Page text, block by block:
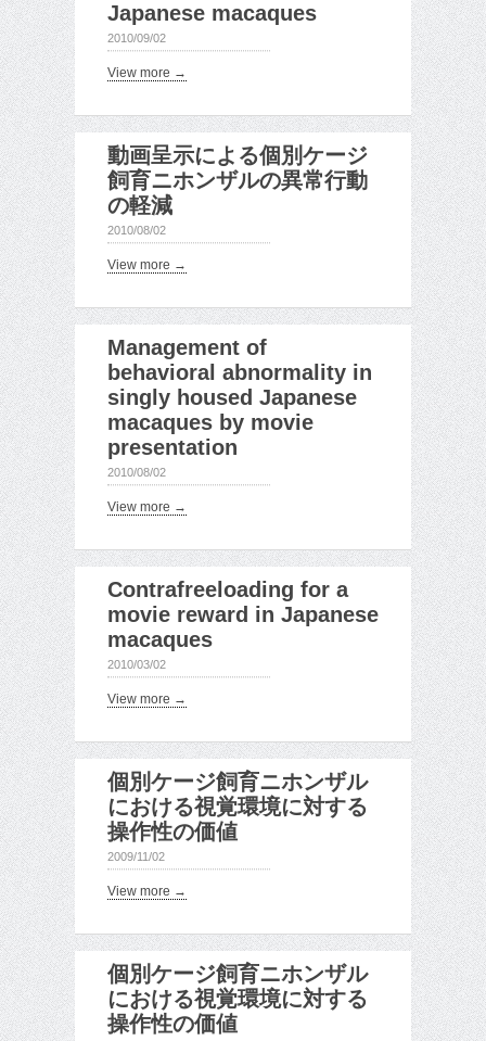
Japanese macaques
2010/09/02
View more →
動画呈示による個別ケージ
飼育ニホンザルの異常行動
の軽減
2010/08/02
View more →
Management of
behavioral abnormality in
singly housed Japanese
macaques by movie
presentation
2010/08/02
View more →
Contrafreeloading for a
movie reward in Japanese
macaques
2010/03/02
View more →
個別ケージ飼育ニホンザル
における視覚環境に対する
操作性の価値
2009/11/02
View more →
個別ケージ飼育ニホンザル
における視覚環境に対する
操作性の価値